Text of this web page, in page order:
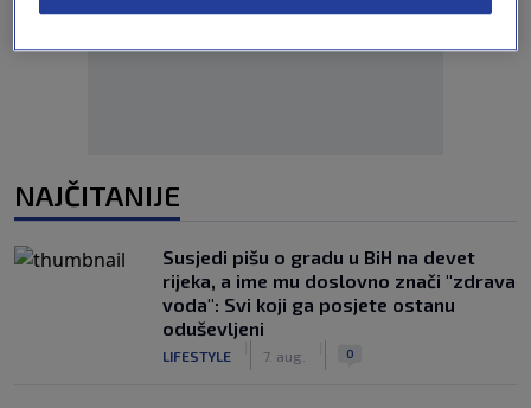
NAJČITANIJE
Susjedi pišu o gradu u BiH na devet
rijeka, a ime mu doslovno znači "zdrava
voda": Svi koji ga posjete ostanu
oduševljeni
LIFESTYLE 7. aug. 0